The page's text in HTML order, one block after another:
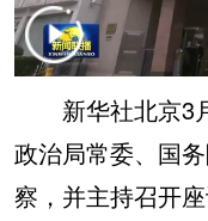
公益 一带
文化产业
地方频道
北京
新华社北京3
政治局常委、国
察，并主持召开座